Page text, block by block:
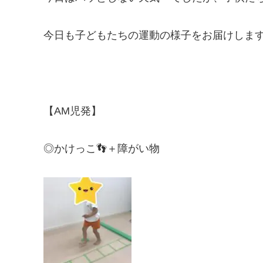
今日も子どもたちの運動の様子をお届けしま
【AM児発】
◎かけっこ👣＋障がい物